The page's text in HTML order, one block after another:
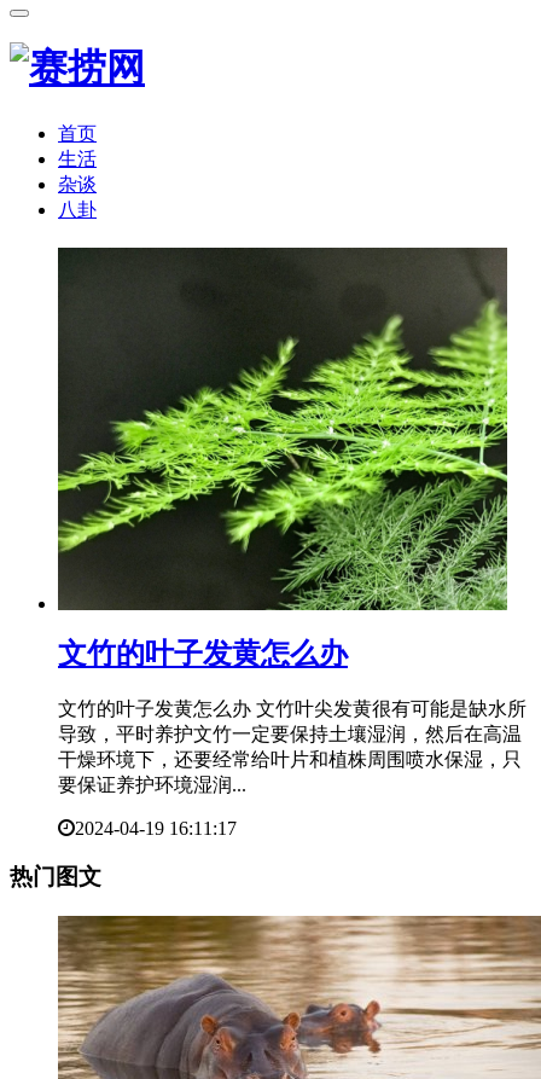
首页
生活
杂谈
八卦
​文竹的叶子发黄怎么办
文竹的叶子发黄怎么办 文竹叶尖发黄很有可能是缺水所
导致，平时养护文竹一定要保持土壤湿润，然后在高温
干燥环境下，还要经常给叶片和植株周围喷水保湿，只
要保证养护环境湿润...
2024-04-19 16:11:17
热门图文